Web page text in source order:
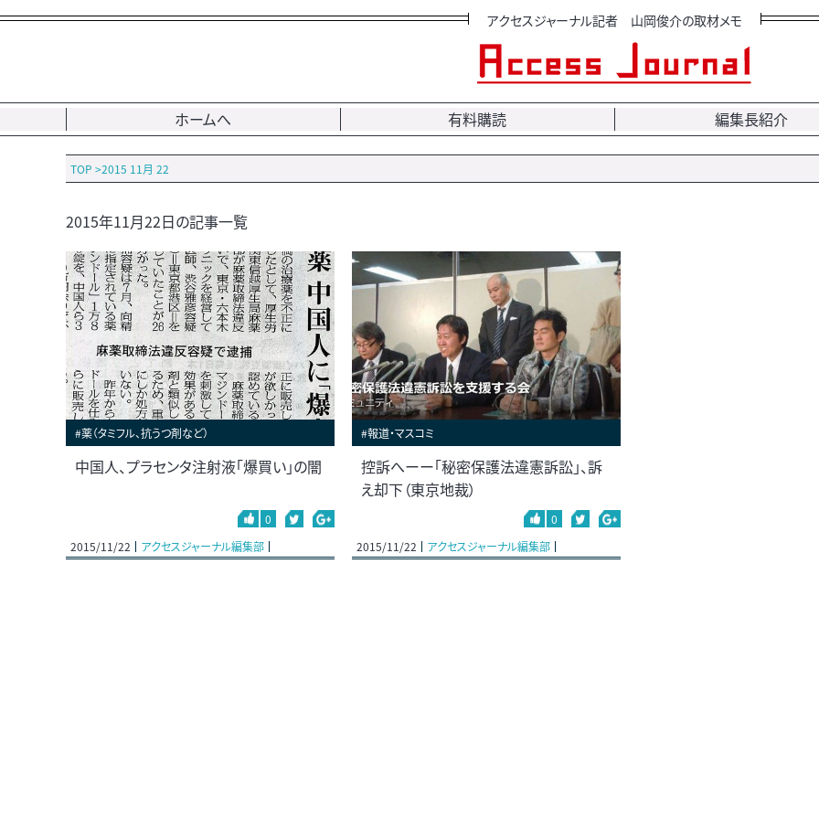
アクセスジャーナル記者 山岡俊介の取材メモ
ホームへ 有料購読 編集長紹介
TOP >2015 11月 22
2015年11月22日の記事一覧
#薬（タミフル、抗うつ剤など）
中国人、プラセンタ注射液「爆買い」の闇
0
2015/11/22
アクセスジャーナル編集部
#報道・マスコミ
控訴へーー「秘密保護法違憲訴訟」、訴
え却下（東京地裁）
0
2015/11/22
アクセスジャーナル編集部